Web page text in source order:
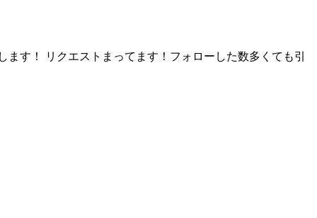
す！ リクエストまってます！フォローした数多くても引